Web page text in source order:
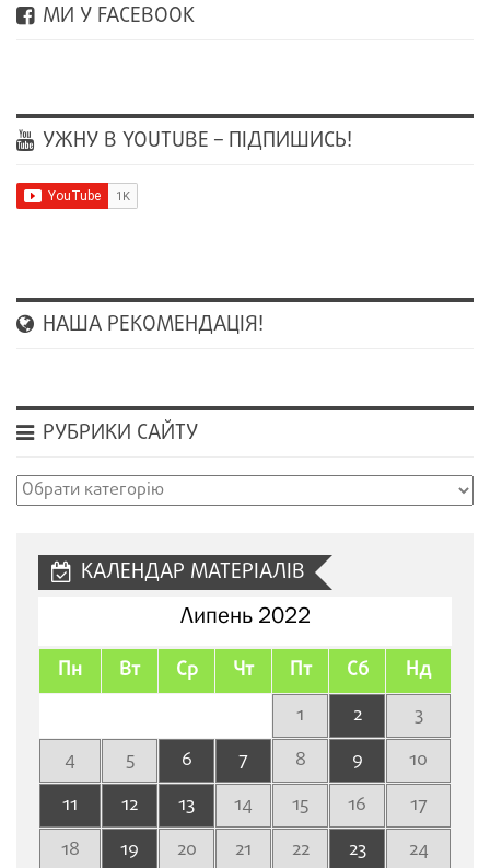
МИ У FACEBOOK
УЖНУ В YOUTUBE – ПІДПИШИСЬ!
НАША РЕКОМЕНДАЦІЯ!
РУБРИКИ САЙТУ
Рубрики
КАЛЕНДАР МАТЕРІАЛІВ
Липень 2022
Пн Вт Ср Чт Пт Сб Нд
1 2
3
4
5 6 7 8 9
10
11
12 13 14 15 16
17
18
19 20 21 22 23 24